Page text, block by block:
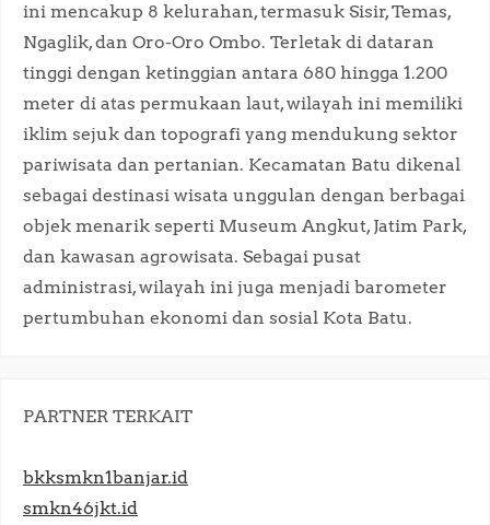
ini mencakup 8 kelurahan, termasuk Sisir, Temas,
Ngaglik, dan Oro-Oro Ombo. Terletak di dataran
tinggi dengan ketinggian antara 680 hingga 1.200
meter di atas permukaan laut, wilayah ini memiliki
iklim sejuk dan topografi yang mendukung sektor
pariwisata dan pertanian. Kecamatan Batu dikenal
sebagai destinasi wisata unggulan dengan berbagai
objek menarik seperti Museum Angkut, Jatim Park,
dan kawasan agrowisata. Sebagai pusat
administrasi, wilayah ini juga menjadi barometer
pertumbuhan ekonomi dan sosial Kota Batu.​
PARTNER TERKAIT
bkksmkn1banjar.id
smkn46jkt.id